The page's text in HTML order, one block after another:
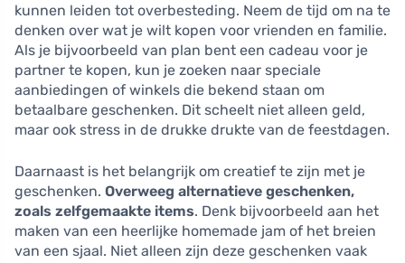
kunnen leiden tot overbesteding. Neem de tijd om na te
denken over wat je wilt kopen voor vrienden en familie.
Als je bijvoorbeeld van plan bent een cadeau voor je
partner te kopen, kun je zoeken naar speciale
aanbiedingen of winkels die bekend staan om
betaalbare geschenken. Dit scheelt niet alleen geld,
maar ook stress in de drukke drukte van de feestdagen.
Daarnaast is het belangrijk om creatief te zijn met je
geschenken. Overweeg alternatieve geschenken,
zoals zelfgemaakte items. Denk bijvoorbeeld aan het
maken van een heerlijke homemade jam of het breien
van een sjaal. Niet alleen zijn deze geschenken vaak